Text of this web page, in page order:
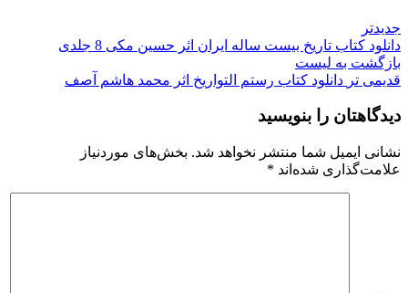
جدیدتر
دانلود کتاب تاریخ بیست ساله ایران اثر حسین مکی 8 جلدی
بازگشت به لیست
قدیمی تر دانلود کتاب رستم التواریخ اثر محمد هاشم آصف
دیدگاهتان را بنویسید
نشانی ایمیل شما منتشر نخواهد شد. بخش‌های موردنیاز
علامت‌گذاری شده‌اند *